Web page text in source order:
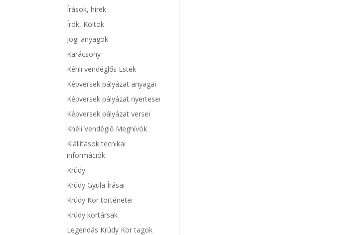
Írások, hírek
Írók, Költök
Jogi anyagok
Karácsony
Kéhli vendéglős Estek
Képversek pályázat anyagai
Képversek pályázat nyertesei
Képversek pályázat versei
Khéli Vendéglő Meghívók
Kiállítások tecnikai
információk
Krúdy
Krúdy Gyula Írásai
Krúdy Kör történetei
Krúdy kortársak
Legendás Krúdy Kör tagok